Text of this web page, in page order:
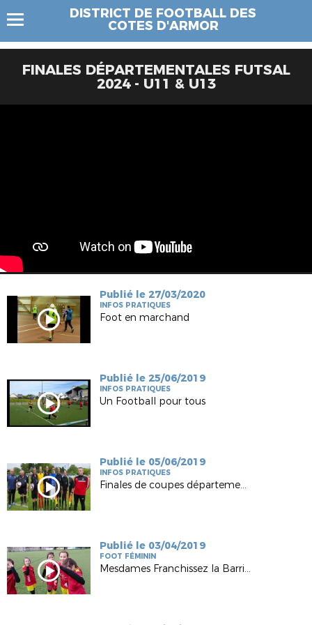
DISTRICT DE FOOTBALL DES
COTES D'ARMOR
FINALES DÉPARTEMENTALES FUTSAL
2024 - U11 & U13
Publié le 27/03/2020
INFOS PRATIQUES
Foot en marchand
Publié le 25/06/2019
INFOS PRATIQUES
Un Football pour tous
Publié le 05/06/2019
INFOS PRATIQUES
Finales de coupes départementales 2019
Publié le 03/04/2019
FOOT FÉMININ
Mesdames Franchissez la Barrière FC Lié Plouguenast